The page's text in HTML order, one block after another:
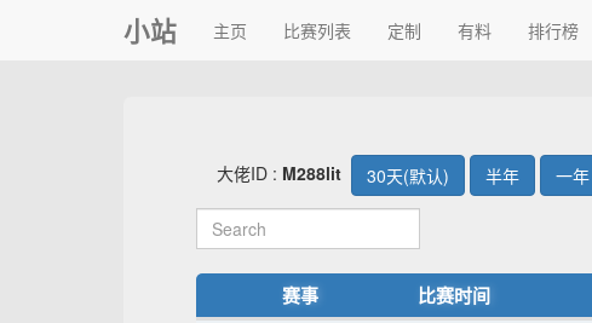
小站 主页 比赛列表 定制 有料 排行榜
大佬ID : M288lit 30天(默认) 半年 一年
赛事 比赛时间